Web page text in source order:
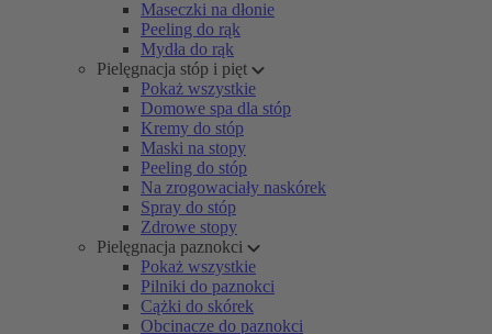
Maseczki na dłonie
Peeling do rąk
Mydła do rąk
Pielęgnacja stóp i pięt
Pokaż wszystkie
Domowe spa dla stóp
Kremy do stóp
Maski na stopy
Peeling do stóp
Na zrogowaciały naskórek
Spray do stóp
Zdrowe stopy
Pielęgnacja paznokci
Pokaż wszystkie
Pilniki do paznokci
Cążki do skórek
Obcinacze do paznokci